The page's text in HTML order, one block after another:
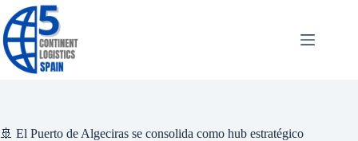
Saltar
al
contenido
🚢 El Puerto de Algeciras se consolida como hub estratégico